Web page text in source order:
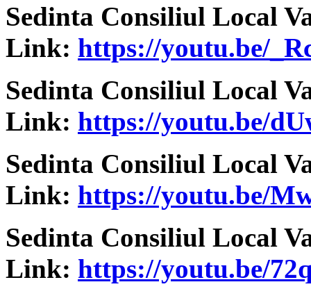
Sedinta Consiliul Local
Link: https://youtu.be/
Sedinta Consiliul Local
Link: https://youtu.be/
Sedinta Consiliul Local
Link: https://youtu.be/
Sedinta Consiliul Local
Link: https://youtu.be/